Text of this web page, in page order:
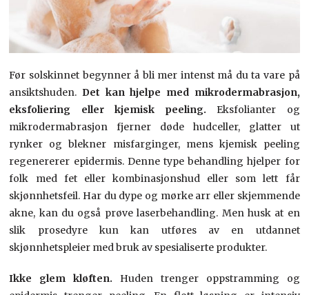
Før solskinnet begynner å bli mer intenst må du ta vare på
ansiktshuden. Det kan hjelpe med mikrodermabrasjon,
eksfoliering eller kjemisk peeling. Eksfolianter og
mikrodermabrasjon fjerner døde hudceller, glatter ut
rynker og blekner misfarginger, mens kjemisk peeling
regenererer epidermis. Denne type behandling hjelper for
folk med fet eller kombinasjonshud eller som lett får
skjønnhetsfeil. Har du dype og mørke arr eller skjemmende
akne, kan du også prøve laserbehandling. Men husk at en
slik prosedyre kun kan utføres av en utdannet
skjønnhetspleier med bruk av spesialiserte produkter.
Ikke glem kløften. Huden trenger oppstramming og